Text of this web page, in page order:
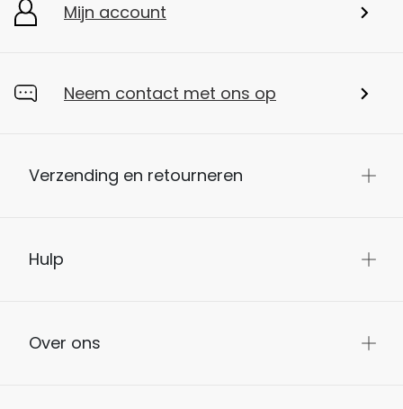
Mijn account
Neem contact met ons op
Verzending en retourneren
Hulp
Over ons